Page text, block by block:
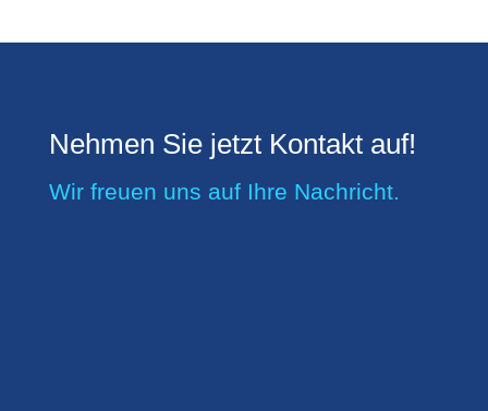
Nehmen Sie jetzt Kontakt auf!
Wir freuen uns auf Ihre Nachricht.